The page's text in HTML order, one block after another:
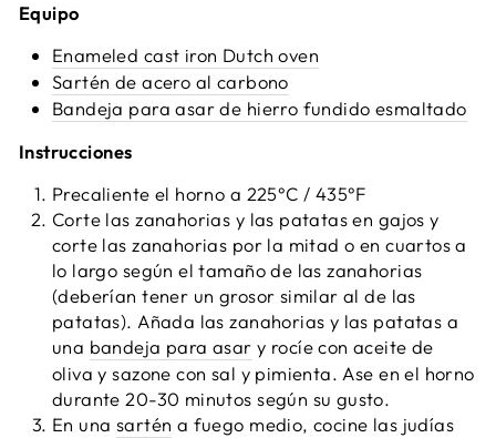
Equipo
Enameled cast iron Dutch oven
Sartén de acero al carbono
Bandeja para asar de hierro fundido esmaltado
Instrucciones
Precaliente el horno a 225°C / 435°F
Corte las zanahorias y las patatas en gajos y
corte las zanahorias por la mitad o en cuartos a
lo largo según el tamaño de las zanahorias
(deberían tener un grosor similar al de las
patatas). Añada las zanahorias y las patatas a
una bandeja para asar y rocíe con aceite de
oliva y sazone con sal y pimienta. Ase en el horno
durante 20-30 minutos según su gusto.
En una sartén a fuego medio, cocine las judías